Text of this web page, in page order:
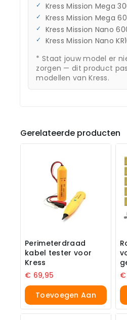
Kress Mission Mega
Kress Mission Mega
Kress Mission Nano 600
Kress Mission Nano
* Staat jouw model er
zorgen — dit product
modellen van Kress.
Gerelateerde producten
Perimeterdraad
kabel tester voor
Kress
€ 69,95
Toevoegen Aan
Winkelwagen
€